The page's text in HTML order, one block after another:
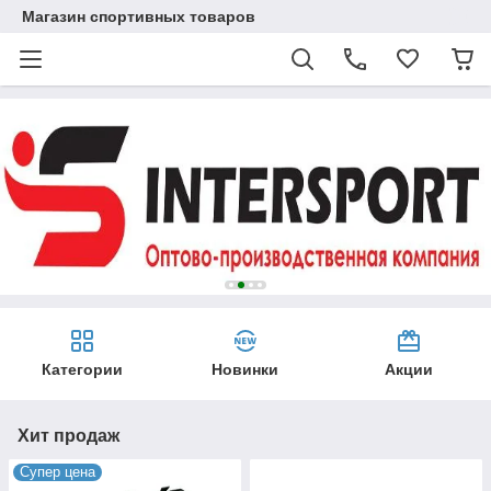
Магазин спортивных товаров
Категории Новинки Акции
Хит продаж
Супер цена